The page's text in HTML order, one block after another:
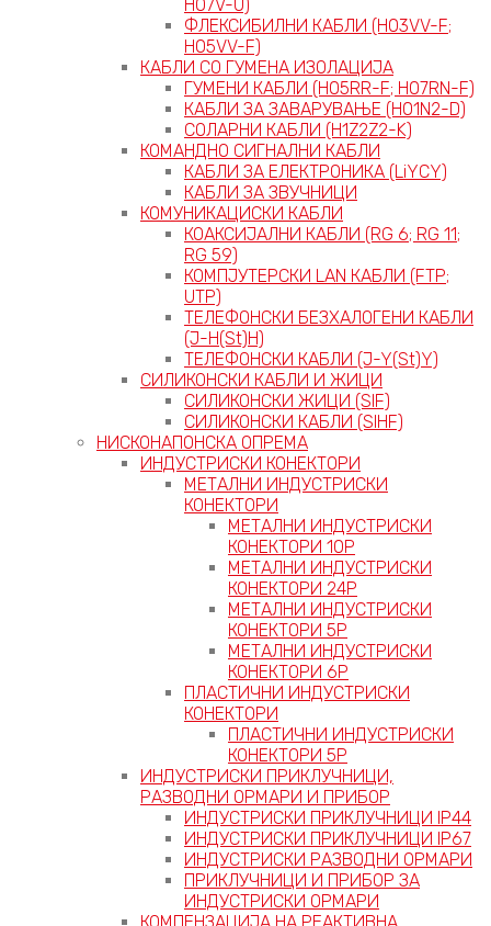
H07V-U)
ФЛЕКСИБИЛНИ КАБЛИ (H03VV-F;
H05VV-F)
КАБЛИ СО ГУМЕНА ИЗОЛАЦИЈА
ГУМЕНИ КАБЛИ (H05RR-F; H07RN-F)
КАБЛИ ЗА ЗАВАРУВАЊЕ (H01N2-D)
СОЛАРНИ КАБЛИ (H1Z2Z2-K)
КОМАНДНО СИГНАЛНИ КАБЛИ
КАБЛИ ЗА ЕЛЕКТРОНИКА (LiYCY)
КАБЛИ ЗА ЗВУЧНИЦИ
КОМУНИКАЦИСКИ КАБЛИ
КОАКСИЈАЛНИ КАБЛИ (RG 6; RG 11;
RG 59)
КОМПЈУТЕРСКИ LAN КАБЛИ (FTP;
UTP)
ТЕЛЕФОНСКИ БЕЗХАЛОГЕНИ КАБЛИ
(J-H(St)H)
ТЕЛЕФОНСКИ КАБЛИ (J-Y(St)Y)
СИЛИКОНСКИ КАБЛИ И ЖИЦИ
СИЛИКОНСКИ ЖИЦИ (SIF)
СИЛИКОНСКИ КАБЛИ (SIHF)
НИСКОНАПОНСКА ОПРЕМА
ИНДУСТРИСКИ КОНЕКТОРИ
МЕТАЛНИ ИНДУСТРИСКИ
КОНЕКТОРИ
МЕТАЛНИ ИНДУСТРИСКИ
КОНЕКТОРИ 10P
МЕТАЛНИ ИНДУСТРИСКИ
КОНЕКТОРИ 24P
МЕТАЛНИ ИНДУСТРИСКИ
КОНЕКТОРИ 5P
МЕТАЛНИ ИНДУСТРИСКИ
КОНЕКТОРИ 6P
ПЛАСТИЧНИ ИНДУСТРИСКИ
КОНЕКТОРИ
ПЛАСТИЧНИ ИНДУСТРИСКИ
КОНЕКТОРИ 5P
ИНДУСТРИСКИ ПРИКЛУЧНИЦИ,
РАЗВОДНИ ОРМАРИ И ПРИБОР
ИНДУСТРИСКИ ПРИКЛУЧНИЦИ IP44
ИНДУСТРИСКИ ПРИКЛУЧНИЦИ IP67
ИНДУСТРИСКИ РАЗВОДНИ ОРМАРИ
ПРИКЛУЧНИЦИ И ПРИБОР ЗА
ИНДУСТРИСКИ ОРМАРИ